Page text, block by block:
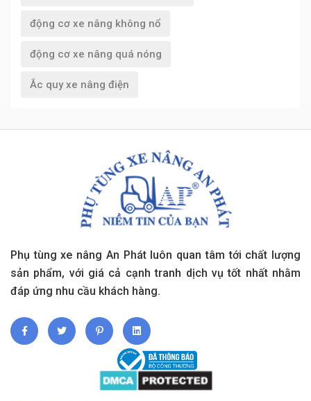
động cơ xe nâng không nổ
động cơ xe nâng quá nóng
Ắc quy xe nâng điện
Phụ tùng xe nâng An Phát luôn quan tâm tới chất lượng
sản phẩm, với giá cả cạnh tranh dịch vụ tốt nhất nhằm
đáp ứng nhu cầu khách hàng.